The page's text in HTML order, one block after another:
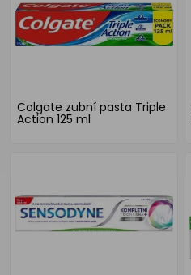
Colgate zubní pasta Triple
Action 125 ml